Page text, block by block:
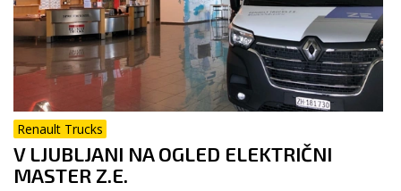
Renault Trucks
V LJUBLJANI NA OGLED ELEKTRIČNI
MASTER Z.E.